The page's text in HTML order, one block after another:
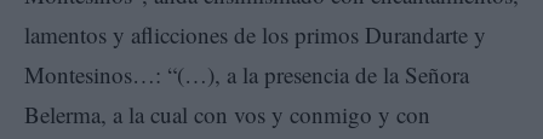
lamentos y aflicciones de los primos Durandarte y
Montesinos…: “(…), a la presencia de la Señora
Belerma, a la cual con vos y conmigo y con